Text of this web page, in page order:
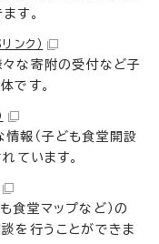
す。
ンク）
々な寄附の受付など子
です。
報（子ども食堂開設
ています。
食堂マップなど）の
を行うことができま